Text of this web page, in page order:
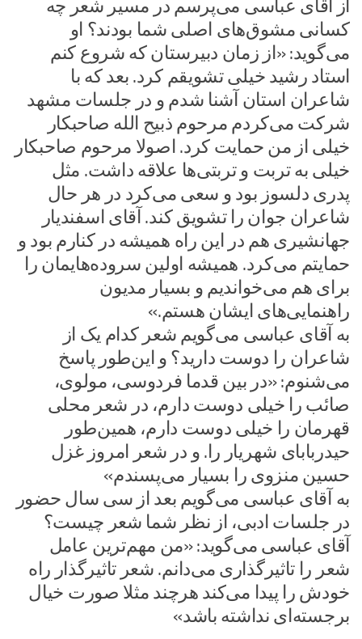
از آقای عباسی می‌پرسم در مسیر شعر چه
کسانی مشوق‌های اصلی شما بودند؟ او
می‌گوید: «از زمان دبیرستان که شروع کنم
استاد رشید خیلی تشویقم کرد. بعد که با
شاعران استان آشنا شدم و در جلسات مشهد
شرکت می‌کردم مرحوم ذبیح الله صاحبکار
خیلی از من حمایت کرد. اصولا مرحوم صاحبکار
خیلی به تربت و تربتی‌ها علاقه داشت. مثل
پدری دلسوز بود و سعی می‌کرد در هر حال
شاعران جوان را تشویق کند. آقای اسفندیار
جهانشیری هم در این راه همیشه در کنارم بود و
حمایتم می‌کرد. همیشه اولین سروده‌هایمان را
برای هم می‌خواندیم و بسیار مدیون
راهنمایی‌های ایشان هستم.»
به آقای عباسی می‌گویم شعر کدام یک از
شاعران را دوست دارید؟ و این‌طور پاسخ
می‌شنوم: «در بین قدما فردوسی، مولوی،
صائب را خیلی دوست دارم، در شعر محلی
قهرمان را خیلی دوست دارم، همین‌طور
حیدربابای شهریار را. و در شعر امروز غزل
حسین منزوی را بسیار می‌پسندم»
به آقای عباسی می‌گویم بعد از سی سال حضور
در جلسات ادبی، از نظر شما شعر چیست؟
آقای عباسی می‌گوید: «من مهم‌ترین عامل
شعر را تاثیرگذاری می‌دانم. شعر تاثیرگذار راه
خودش را پیدا می‌کند هرچند مثلا صورت خیال
برجسته‌ای نداشته باشد»